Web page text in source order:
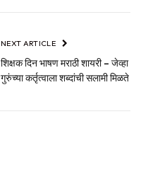
NEXT ARTICLE
शिक्षक दिन भाषण मराठी शायरी – जेव्हा
गुरुंच्या कर्तृत्वाला शब्दांची सलामी मिळते